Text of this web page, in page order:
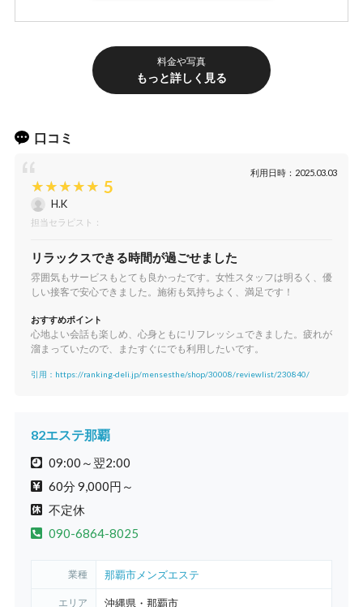
料金や写真
もっと詳しく見る
口コミ
5
H.K
担当セラピスト：
利用日時：2025.03.03
リラックスできる時間が過ごせました
雰囲気もサービスもとても良かったです。女性スタッフは明るく、優
しい接客で安心できました。施術も気持ちよく、満足です！
おすすめポイント
心地よい会話も楽しめ、心身ともにリフレッシュできました。疲れが
溜まっていたので、またすぐにでも利用したいです。
引用：https://ranking-deli.jp/mensesthe/shop/30008/reviewlist/230840/
82エステ那覇
09:00～翌2:00
60分 9,000円～
不定休
090-6864-8025
業種 那覇市メンズエステ
エリア 沖縄県・那覇市